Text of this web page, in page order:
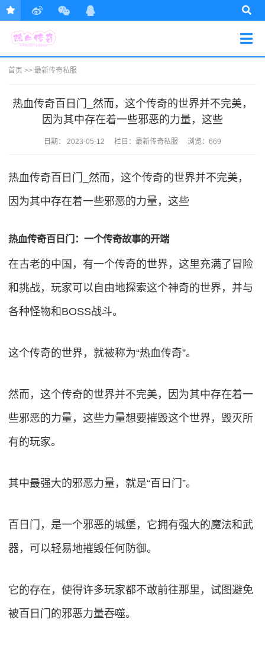
首页 >> 最新传奇私服
热血传奇百日门_然而，这个传奇的世界并不完美，
因为其中存在着一些邪恶的力量，这些
日期： 2023-05-12 栏目： 最新传奇私服 浏览：669
热血传奇百日门_然而，这个传奇的世界并不完美，
因为其中存在着一些邪恶的力量，这些
热血传奇百日门：一个传奇故事的开端
在古老的中国，有一个传奇的世界，这里充满了冒险
和挑战，玩家可以自由地探索这个神奇的世界，并与
各种怪物和BOSS战斗。
这个传奇的世界，就被称为“热血传奇”。
然而，这个传奇的世界并不完美，因为其中存在着一
些邪恶的力量，这些力量想要摧毁这个世界，毁灭所
有的玩家。
其中最强大的邪恶力量，就是“百日门”。
百日门，是一个邪恶的城堡，它拥有强大的魔法和武
器，可以轻易地摧毁任何防御。
它的存在，使得许多玩家都不敢前往那里，试图避免
被百日门的邪恶力量吞噬。